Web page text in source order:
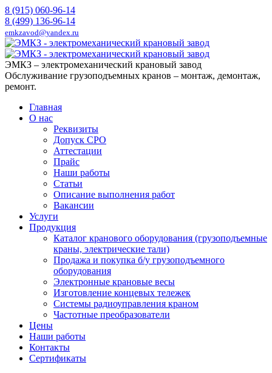
8 (915) 060-96-14
8 (499) 136-96-14
emkzavod@yandex.ru
ЭМКЗ – электромеханический крановый завод
Обслуживание грузоподъемных кранов – монтаж, демонтаж,
ремонт.
Главная
О нас
Реквизиты
Допуск СРО
Аттестации
Прайс
Наши работы
Статьи
Описание выполнения работ
Вакансии
Услуги
Продукция
Каталог кранового оборудования (грузоподъемные
краны, электрические тали)
Продажа и покупка б/у грузоподъемного
оборудования
Электронные крановые весы
Изготовление концевых тележек
Системы радиоуправления краном
Частотные преобразователи
Цены
Наши работы
Контакты
Сертификаты